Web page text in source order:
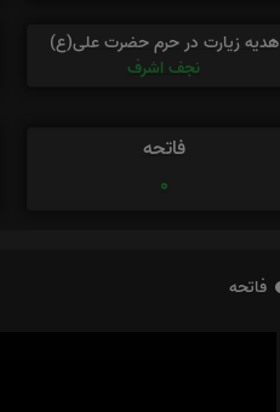
هدیه زیارت در حرم حضرت علی(ع)
نجف اشرف
فاتحه
0
فاتحه